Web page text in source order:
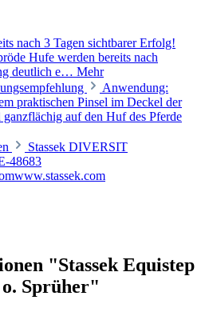
nach 3 Tagen sichtbarer Erfolg!
Hufe werden bereits nach
deutlich e… Mehr
Anwendung:
praktischen Pinsel im Deckel der
auf den Huf des Pferde
Stassek DIVERSIT
48683
"Stassek Equistep
Sprüher"